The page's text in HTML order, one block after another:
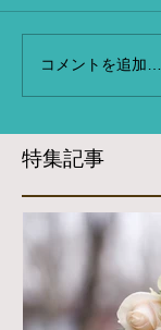
コメントを追加…
特集記事